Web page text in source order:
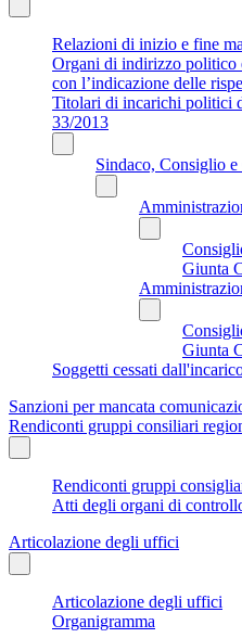
Relazioni di inizio e fine
Organi di indirizzo politico
con l’indicazione delle
Titolari di incarichi politici
33/2013
Sindaco, Consiglio e
Giunta
Giunta
Soggetti cessati
Sanzioni per mancata
Rendiconti gruppi consiliari
Rendiconti gruppi
Atti degli organi di
Articolazione degli uffici
Articolazione degli uffici
Organigramma